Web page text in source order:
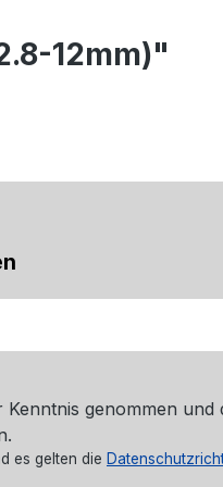
12mm)"
Kenntnis genommen und
es gelten die